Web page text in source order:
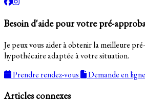
Besoin d'aide pour votre pré-
Je peux vous aider à obtenir la meilleure
hypothécaire adaptée à votre situation.
Prendre rendez-vous
Demande en ligne
Articles connexes